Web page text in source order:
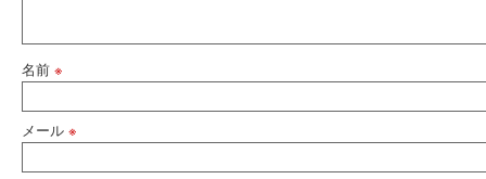
名前 ※
メール ※